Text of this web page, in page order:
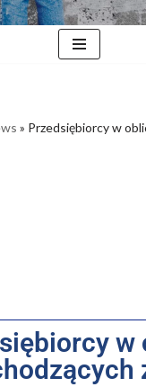
» Przedsiębiorcy w
w